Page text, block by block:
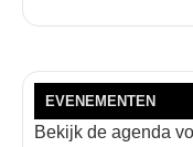
EVENEMENTEN
Bekijk de agenda